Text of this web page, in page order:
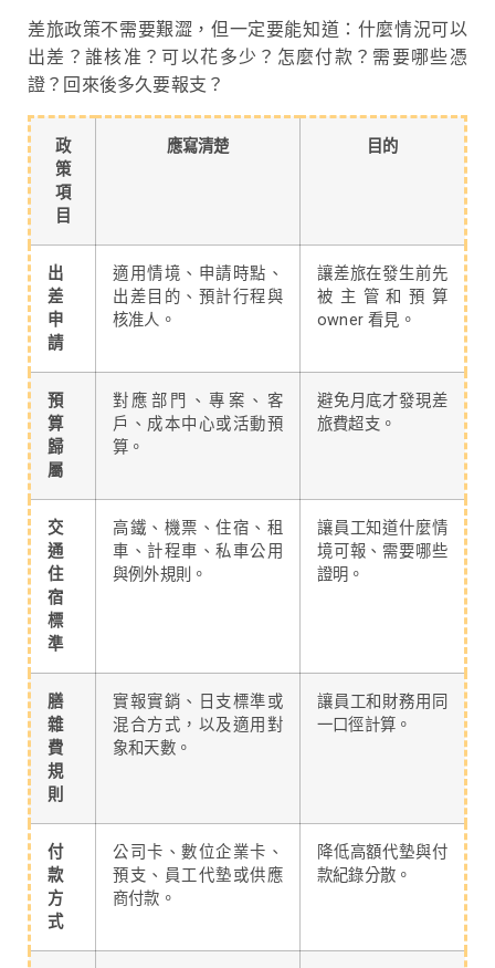
差旅政策不需要艱澀，但一定要能知道：什麼情況可以
出差？誰核准？可以花多少？怎麼付款？需要哪些憑
證？回來後多久要報支？
政
策
項
目
應寫清楚 目的
出
差
申
請
適用情境、申請時點、
出差目的、預計行程與
核准人。
讓差旅在發生前先
被主管和預算
owner 看見。
預
算
歸
屬
對應部門、專案、客
戶、成本中心或活動預
算。
避免月底才發現差
旅費超支。
交
通
住
宿
標
準
高鐵、機票、住宿、租
車、計程車、私車公用
與例外規則。
讓員工知道什麼情
境可報、需要哪些
證明。
膳
雜
費
規
則
實報實銷、日支標準或
混合方式，以及適用對
象和天數。
讓員工和財務用同
一口徑計算。
付
款
方
式
公司卡、數位企業卡、
預支、員工代墊或供應
商付款。
降低高額代墊與付
款紀錄分散。